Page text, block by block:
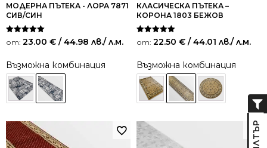
МОДЕРНА ПЪТЕКА - ЛОРА 7871
СИВ/СИН
Оценено на
5.00
от: 23.00 € / 44.98 лв./ л.м.
Възможна комбинация
КЛАСИЧЕСКА ПЪТЕКА –
КОРОНА 1803 БЕЖОВ
Оценено на
5.00
от: 22.50 € / 44.01 лв./ л.м.
Възможна комбинация